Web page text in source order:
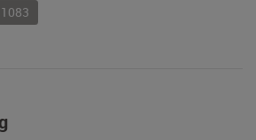
1083